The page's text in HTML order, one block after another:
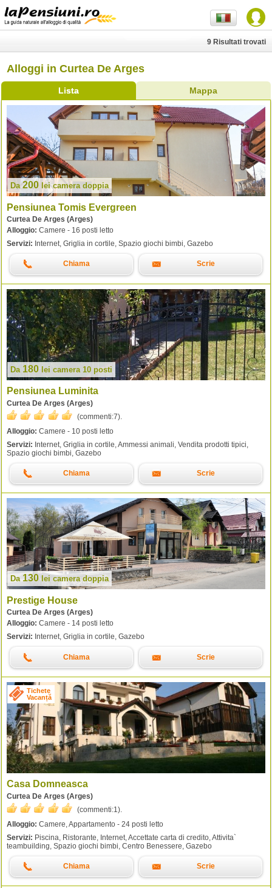
Alloggi in Curtea De Arges
Lista Mappa
9 Risultati trovati
Da200 leicamera doppia
Pensiunea Tomis Evergreen
Curtea De Arges (Arges)
Alloggio: Camere - 16 posti letto
Servizi: Internet, Griglia in cortile, Spazio giochi bimbi, Gazebo
Chiama Scrie
Da 180 lei camera 10 posti
Pensiunea Luminita
Curtea De Arges (Arges)
(commenti:7).
Alloggio: Camere - 10 posti letto
Servizi: Internet, Griglia in cortile, Ammessi animali, Vendita prodotti tipici,
Spazio giochi bimbi, Gazebo
Chiama Scrie
Da 130 lei camera doppia
Prestige House
Curtea De Arges (Arges)
Alloggio: Camere - 14 posti letto
Servizi: Internet, Griglia in cortile, Gazebo
Chiama Scrie
Tichete
Vacanță
Casa Domneasca
Curtea De Arges (Arges)
(commenti:1).
Alloggio: Camere, Appartamento - 24 posti letto
Servizi: Piscina, Ristorante, Internet, Accettate carta di credito, Attivita`
teambuilding, Spazio giochi bimbi, Centro Benessere, Gazebo
Chiama Scrie